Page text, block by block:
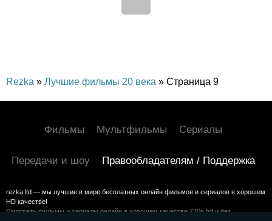
Rezka » Лучшие фильмы 20 века » Страница 9
Фильмы Мультфильмы Сериалы
Передачи и шоу Правообладателям / Поддержка
rezka.ltd — мы лучшие в мире бесплатных онлайн фильмов и сериалов в хорошем
HD качестве!
Смотреть фильмы и сериалы онлайн в хорошем качестве 720p hd и без